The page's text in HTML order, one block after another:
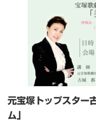
元宝塚トップスター
ム」